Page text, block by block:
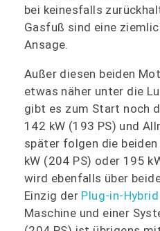
bei keinesfalls
Gasfuß sind eine
Ansage.
Außer diesen beiden
etwas näher unter die
gibt es zum Start noch
142 kW (193 PS) und
später folgen die
kW (204 PS) oder 195
wird ebenfalls über
Einzig der Plug-in-Hybrid
Maschine und einer